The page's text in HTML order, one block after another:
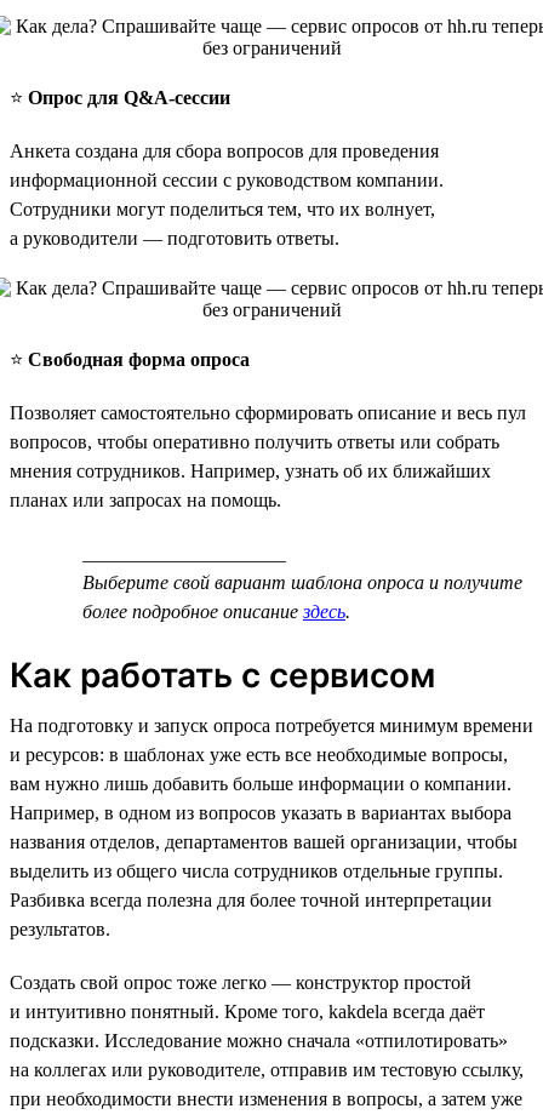
⭐️ Опрос для Q&A-сессии
Анкета создана для сбора вопросов для проведения
информационной сессии с руководством компании.
Сотрудники могут поделиться тем, что их волнует,
а руководители — подготовить ответы.
⭐️ Свободная форма опроса
Позволяет самостоятельно сформировать описание и весь пул
вопросов, чтобы оперативно получить ответы или собрать
мнения сотрудников. Например, узнать об их ближайших
планах или запросах на помощь.
Выберите свой вариант шаблона опроса и получите
более подробное описаниездесь.
Как работать с сервисом
На подготовку и запуск опроса потребуется минимум времени
и ресурсов: в шаблонах уже есть все необходимые вопросы,
вам нужно лишь добавить больше информации о компании.
Например, в одном из вопросов указать в вариантах выбора
названия отделов, департаментов вашей организации, чтобы
выделить из общего числа сотрудников отдельные группы.
Разбивка всегда полезна для более точной интерпретации
результатов.
Создать свой опрос тоже легко — конструктор простой
и интуитивно понятный. Кроме того, kakdela всегда даёт
подсказки. Исследование можно сначала «отпилотировать»
на коллегах или руководителе, отправив им тестовую ссылку,
при необходимости внести изменения в вопросы, а затем уже